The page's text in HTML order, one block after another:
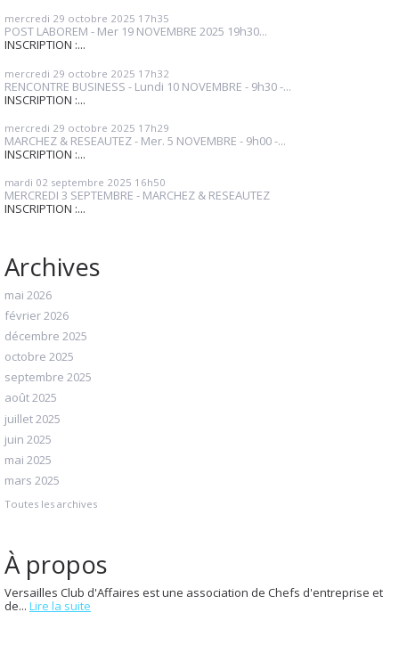
mercredi 29 octobre 2025 17h35
POST LABOREM - Mer 19 NOVEMBRE 2025 19h30...
INSCRIPTION :...
mercredi 29 octobre 2025 17h32
RENCONTRE BUSINESS - Lundi 10 NOVEMBRE - 9h30 -...
INSCRIPTION :...
mercredi 29 octobre 2025 17h29
MARCHEZ & RESEAUTEZ - Mer. 5 NOVEMBRE - 9h00 -...
INSCRIPTION :...
mardi 02 septembre 2025 16h50
MERCREDI 3 SEPTEMBRE - MARCHEZ & RESEAUTEZ
INSCRIPTION :...
Archives
mai 2026
février 2026
décembre 2025
octobre 2025
septembre 2025
août 2025
juillet 2025
juin 2025
mai 2025
mars 2025
Toutes les archives
À propos
Versailles Club d'Affaires est une association de Chefs d'entreprise et
de... Lire la suite